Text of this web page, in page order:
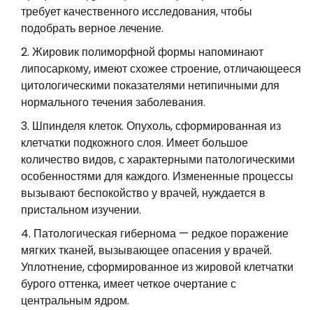
требует качественного исследования, чтобы
подобрать верное лечение.
Жировик полиморфной формы напоминают
липосаркому, имеют схожее строение, отличающееся
цитологическими показателями нетипичными для
нормального течения заболевания.
Шпинделя клеток. Опухоль, сформированная из
клетчатки подкожного слоя. Имеет большое
количество видов, с характерными патологическими
особенностями для каждого. Измененные процессы
вызывают беспокойство у врачей, нуждается в
пристальном изучении.
Патологическая гибернома — редкое поражение
мягких тканей, вызывающее опасения у врачей.
Уплотнение, сформированное из жировой клетчатки
бурого оттенка, имеет четкое очертание с
центральным ядром.